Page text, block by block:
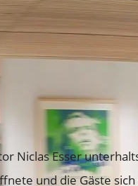
Niclas Esser
und die Gäste sich